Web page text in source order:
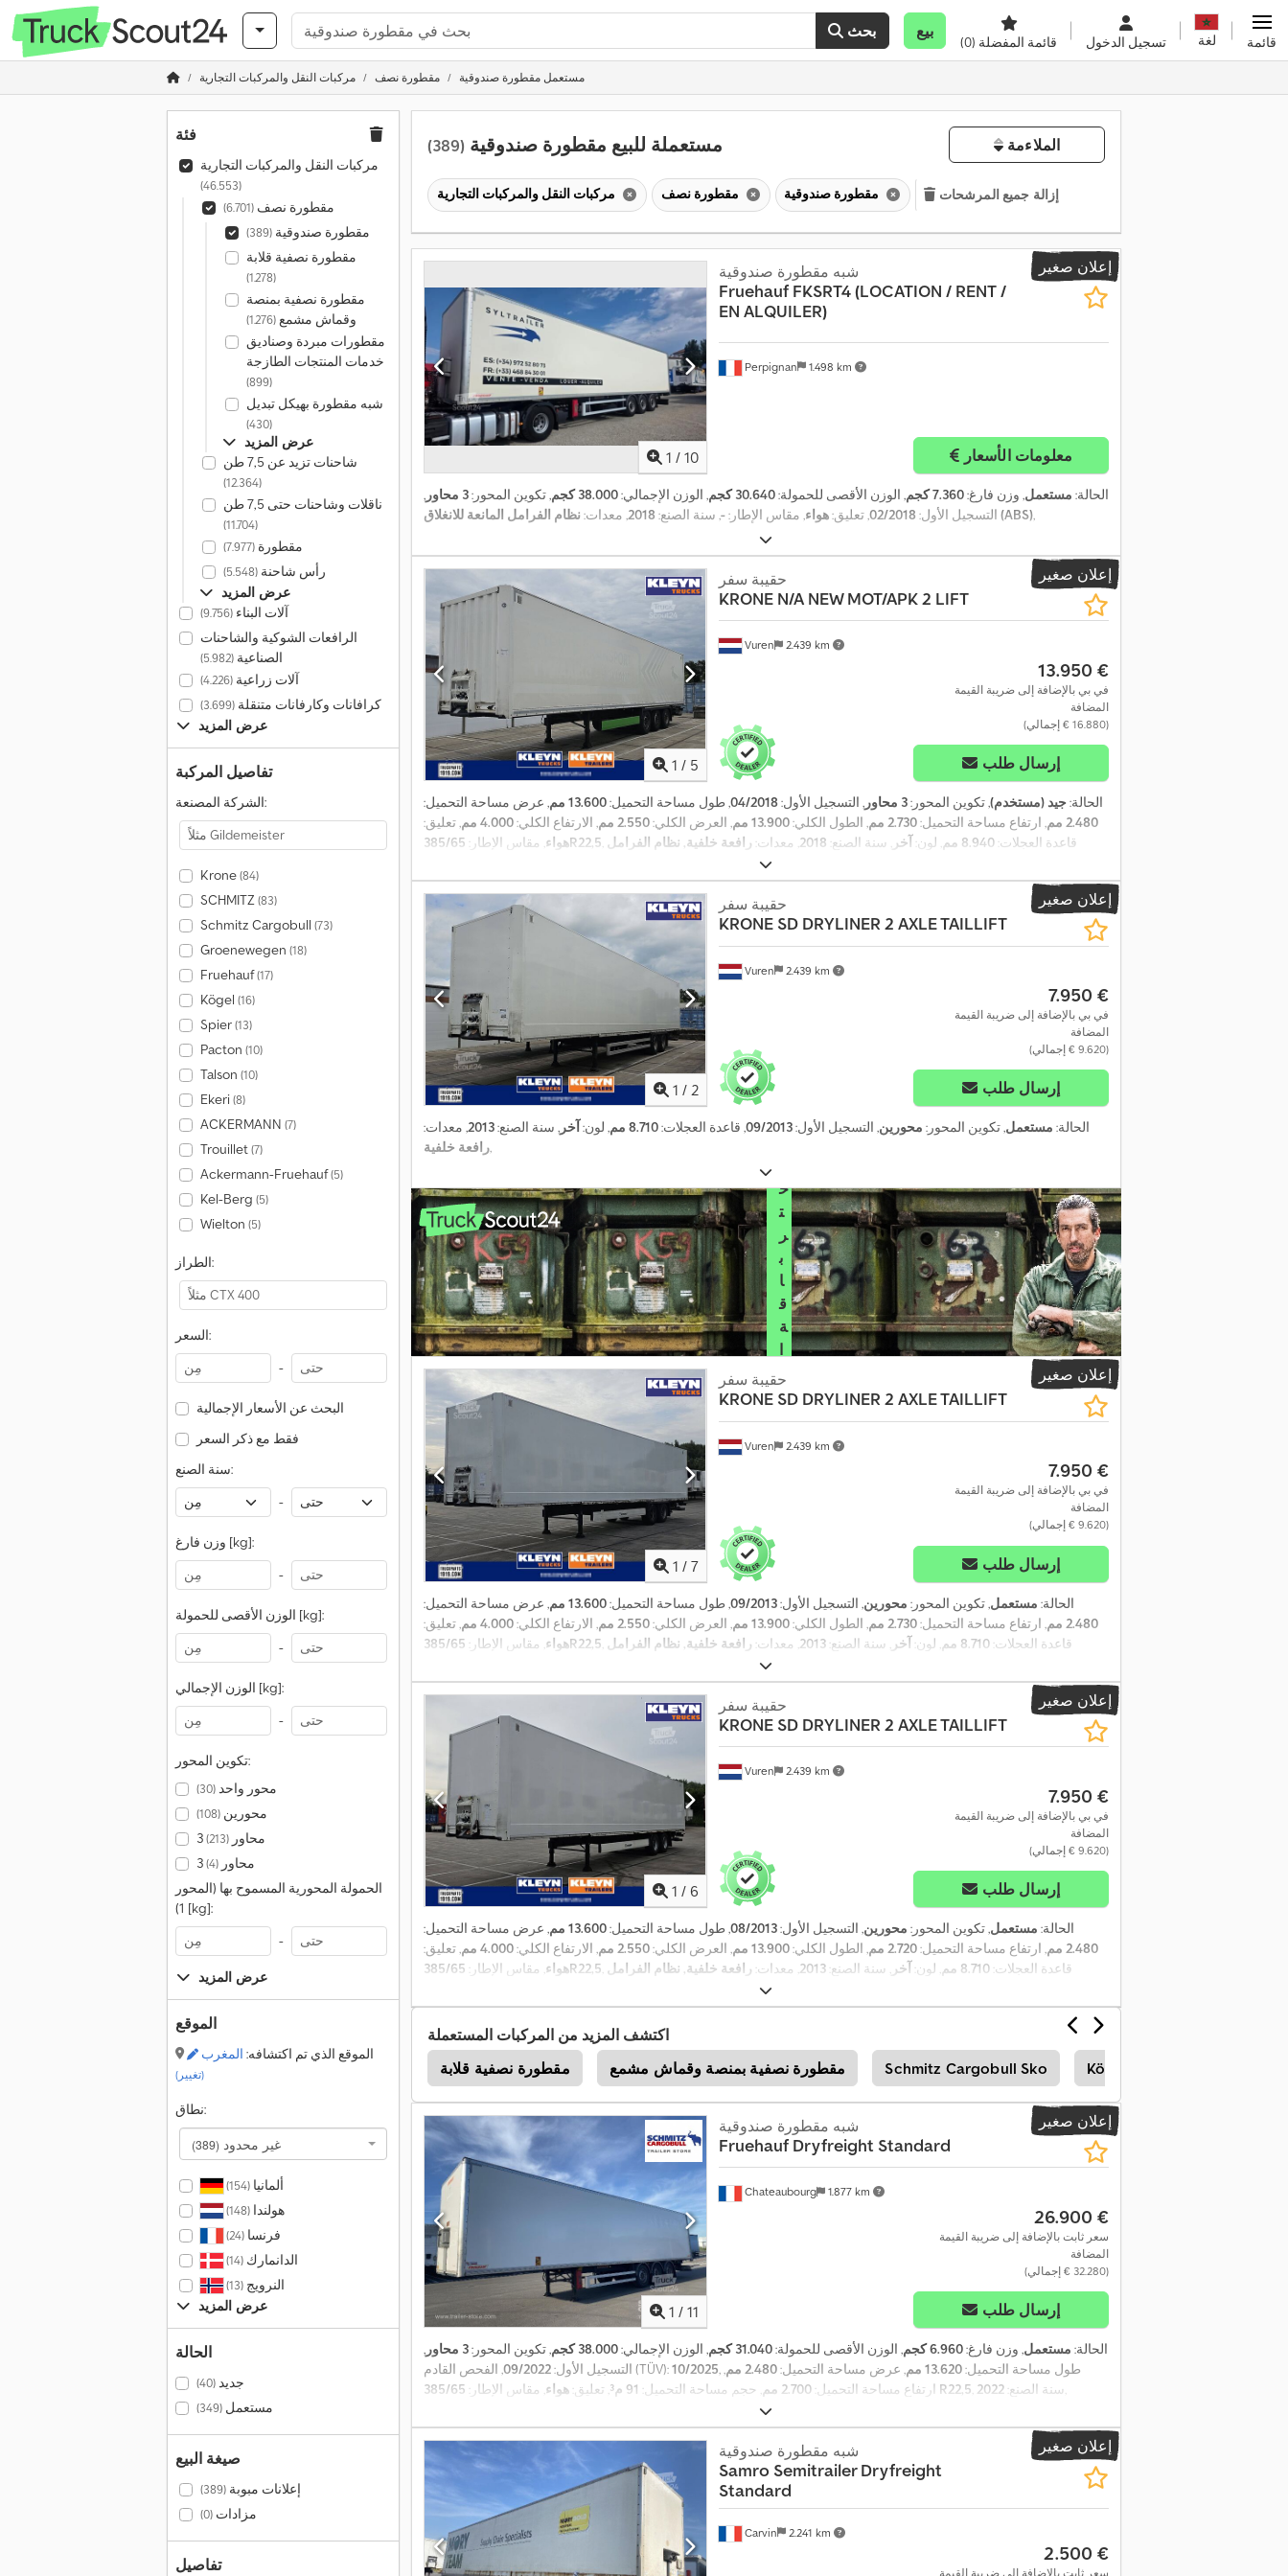
بحث بيع
قائمة المفضلة (0) تسجيل الدخول لغة قائمة
مركبات النقل والمركبات التجارية مقطورة نصف مستعمل مقطورة صندوقية
فئة
مركبات النقل والمركبات التجارية
(46.553)
مقطورة نصف(6.701)
مقطورة صندوقية(389)
مقطورة نصفية قلابة
(1.278)
مقطورة نصفية بمنصة
وقماش مشمع(1.276)
مقطورات مبردة وصناديق
خدمات المنتجات الطازجة
(899)
شبه مقطورة بهيكل تبديل
(430)
عرض المزيد
شاحنات تزيد عن 7,5 طن
(12.364)
ناقلات وشاحنات حتى 7,5 طن
(11.704)
مقطورة(7.977)
رأس شاحنة(5.548)
عرض المزيد
آلات البناء(9.756)
الرافعات الشوكية والشاحنات
الصناعية(5.982)
آلات زراعية(4.226)
كرافانات وكارفانات متنقلة(3.699)
عرض المزيد
تفاصيل المركبة
الشركة المصنعة:
Krone(84)
SCHMITZ(83)
Schmitz Cargobull (73)
Groenewegen (18)
Fruehauf(17)
Kögel (16)
Spier(13)
Pacton (10)
Talson (10)
Ekeri(8)
ACKERMANN (7)
Trouillet(7)
Ackermann-Fruehauf(5)
Kel-Berg (5)
Wielton (5)
الطراز:
السعر:
-
البحث عن الأسعار الإجمالية
فقط مع ذكر السعر
سنة الصنع:
-
وزن فارغ [kg]:
-
الوزن الأقصى للحمولة [kg]:
-
الوزن الإجمالي [kg]:
-
تكوين المحور:
محور واحد(30)
محورين(108)
3 محاور(213)
3 محاور(4)
الحمولة المحورية المسموح بها (المحور
1) [kg]:
-
عرض المزيد
الموقع
الموقع الذي تم اكتشافه: المغرب
(تغيير)
نطاق:
غير محدود (389)
ألمانيا(154)
هولندا(148)
فرنسا(24)
الدانمارك(14)
النرويج(13)
عرض المزيد
الحالة
جديد(40)
مستعمل(349)
صيغة البيع
إعلانات مبوبة(389)
مزادات(0)
تفاصيل
مستعملة للبيع مقطورة صندوقية (389) الملاءمة
إزالة جميع المرشحات
إعلان صغير
1 / 10
Perpignan 1.498 km
شبه مقطورة صندوقية
Fruehauf FKSRT4 (LOCATION / RENT /
EN ALQUILER)
معلومات الأسعار
الحالة: مستعمل, وزن فارغ:7.360 كجم , الوزن الأقصى للحمولة:30.640 كجم , الوزن الإجمالي:38.000 كجم , تكوين المحور:3 محاور
,
التسجيل الأول: 02/2018, تعليق:هواء, مقاس الإطار:-, سنة الصنع: 2018, معدات: نظام الفرامل المانعة للانغلاق (ABS),
إعلان صغير
1 / 5
Vuren 2.439 km
حقيبة سفر
KRONE N/A NEW MOT/APK 2 LIFT
‏13.950 €
في بي بالإضافة إلى ضريبة القيمة
المضافة
(‏16.880 € إجمالي)
إرسال طلب
الحالة:جيد (مستخدم), تكوين المحور:3 محاور , التسجيل الأول:04/2018, طول مساحة التحميل:13.600 مم
, عرض مساحة التحميل:
2.480 مم
, ارتفاع مساحة التحميل:2.730 مم , الطول الكلي:13.900 مم , العرض الكلي:2.550 مم , الارتفاع الكلي:4.000 مم
, تعليق:
هواء, مقاس الإطار: 385/65R22,5 , قاعدة العجلات: 8.940 مم , لون: آخر , سنة الصنع: 2018, معدات: رافعة خلفية, نظام الفرامل
إعلان صغير
طلب المزيد من الصور
1 / 2
Vuren 2.439 km
حقيبة سفر
KRONE SD DRYLINER 2 AXLE TAILLIFT
‏7.950 €
في بي بالإضافة إلى ضريبة القيمة
المضافة
(‏9.620 € إجمالي)
إرسال طلب
الحالة: مستعمل, تكوين المحور: محورين, التسجيل الأول:09/2013, قاعدة العجلات:8.710 مم , لون:آخر , سنة الصنع:2013, معدات:
رافعة خلفية,
أ
ن
1
0
.
0
0
0
ط
ل
ب
ش
ه
ر
ا
خ
ت
ر
ب
ا
ق
ة
ا
ت
ا
ج
ر
ف
ا
آ
ن
+
4
9
2
0
1
8
5
0
7
إعلان صغير
1 / 7
Vuren 2.439 km
حقيبة سفر
KRONE SD DRYLINER 2 AXLE TAILLIFT
‏7.950 €
في بي بالإضافة إلى ضريبة القيمة
المضافة
(‏9.620 € إجمالي)
إرسال طلب
الحالة: مستعمل, تكوين المحور: محورين, التسجيل الأول:09/2013, طول مساحة التحميل:13.600 مم
, عرض مساحة التحميل:
2.480 مم
, ارتفاع مساحة التحميل:2.730 مم , الطول الكلي:13.900 مم , العرض الكلي:2.550 مم , الارتفاع الكلي:4.000 مم
, تعليق:
هواء , مقاس الإطار: 385/65R22,5 , قاعدة العجلات: 8.710 مم , لون: آخر , سنة الصنع: 2013 , معدات: رافعة خلفية, نظام الفرامل
إعلان صغير
1 / 6
Vuren 2.439 km
حقيبة سفر
KRONE SD DRYLINER 2 AXLE TAILLIFT
‏7.950 €
في بي بالإضافة إلى ضريبة القيمة
المضافة
(‏9.620 € إجمالي)
إرسال طلب
الحالة: مستعمل, تكوين المحور: محورين, التسجيل الأول:08/2013, طول مساحة التحميل:13.600 مم
, عرض مساحة التحميل:
2.480 مم
, ارتفاع مساحة التحميل:2.720 مم , الطول الكلي:13.900 مم , العرض الكلي:2.550 مم , الارتفاع الكلي:4.000 مم
, تعليق:
هواء, مقاس الإطار: 385/65R22,5 , قاعدة العجلات: 8.710 مم , لون: آخر , سنة الصنع: 2013, معدات: رافعة خلفية, نظام الفرامل
اكتشف المزيد من المركبات المستعملة
مقطورة نصفية قلابة
مقطورة نصفية بمنصة وقماش مشمع Schmitz Cargobull Sko Kögel Box
Kögel S24 Renders Roc
إعلان صغير
1 / 11
Chateaubourg 1.877 km
شبه مقطورة صندوقية
Fruehauf Dryfreight Standard
‏26.900 €
سعر ثابت بالإضافة إلى ضريبة القيمة
المضافة
(‏32.280 € إجمالي)
إرسال طلب
الحالة: مستعمل, وزن فارغ:6.960 كجم , الوزن الأقصى للحمولة:31.040 كجم , الوزن الإجمالي:38.000 كجم , تكوين المحور:3 محاور
,
التسجيل الأول:09/2022 , الفحص القادم (TÜV):10/2025 , طول مساحة التحميل:13.620 مم , عرض مساحة التحميل:2.480 مم
,
ارتفاع مساحة التحميل: 2.700 مم , حجم مساحة التحميل: 91 م³ , تعليق: هواء, مقاس الإطار: 385/65 R22,5 , سنة الصنع: 2022 ,
إعلان صغير
Carvin 2.241 km
شبه مقطورة صندوقية
Samro Semitrailer Dryfreight
Standard
‏2.500 €
سعر ثابت بالإضافة إلى ضريبة القيمة